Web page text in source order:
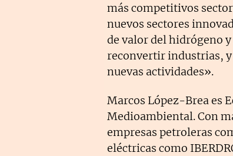
más competitivos
nuevos sectores
de valor del hidrógeno
reconvertir industrias,
nuevas actividades».
Marcos López-Brea es
Medioambiental. Con
empresas petroleras
eléctricas como